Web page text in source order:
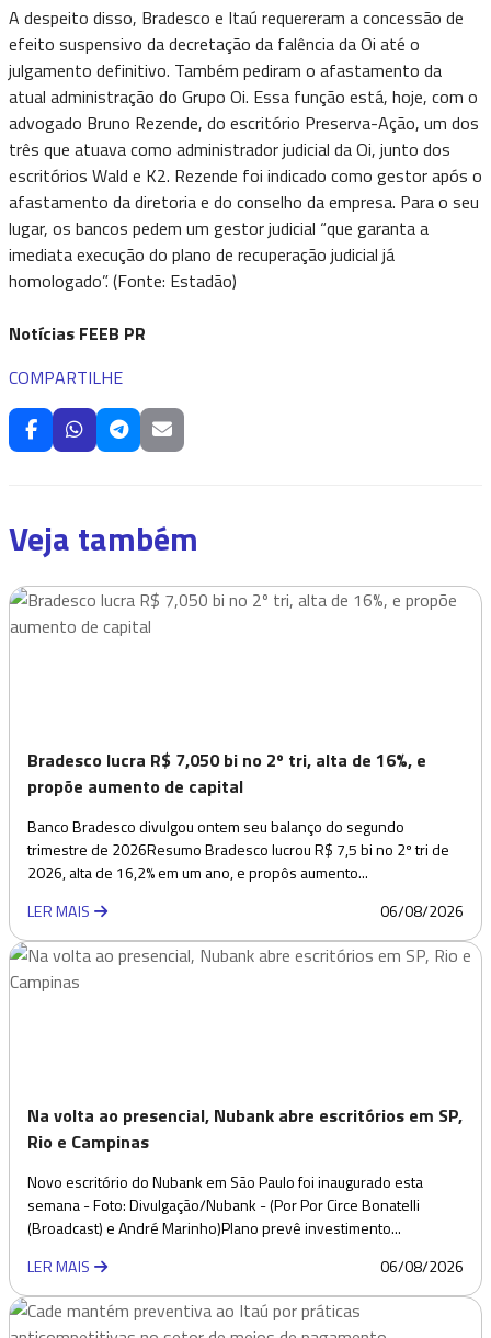
A despeito disso, Bradesco e Itaú requereram a concessão de
efeito suspensivo da decretação da falência da Oi até o
julgamento definitivo. Também pediram o afastamento da
atual administração do Grupo Oi. Essa função está, hoje, com o
advogado Bruno Rezende, do escritório Preserva-Ação, um dos
três que atuava como administrador judicial da Oi, junto dos
escritórios Wald e K2. Rezende foi indicado como gestor após o
afastamento da diretoria e do conselho da empresa. Para o seu
lugar, os bancos pedem um gestor judicial “que garanta a
imediata execução do plano de recuperação judicial já
homologado”. (Fonte: Estadão)
Notícias FEEB PR
COMPARTILHE
Veja também
Bradesco lucra R$ 7,050 bi no 2º tri, alta de 16%, e
propõe aumento de capital
Banco Bradesco divulgou ontem seu balanço do segundo
trimestre de 2026Resumo Bradesco lucrou R$ 7,5 bi no 2º tri de
2026, alta de 16,2% em um ano, e propôs aumento...
LER MAIS
06/08/2026
Na volta ao presencial, Nubank abre escritórios em SP,
Rio e Campinas
Novo escritório do Nubank em São Paulo foi inaugurado esta
semana - Foto: Divulgação/Nubank - (Por Por Circe Bonatelli
(Broadcast) e André Marinho)Plano prevê investimento...
LER MAIS
06/08/2026